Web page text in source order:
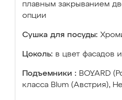
плавным закрыванием
опции
Сушка для посуды:
Цоколь: в цвет фасадов
Подъемники : BOYARD
класса Blum (Австрия),